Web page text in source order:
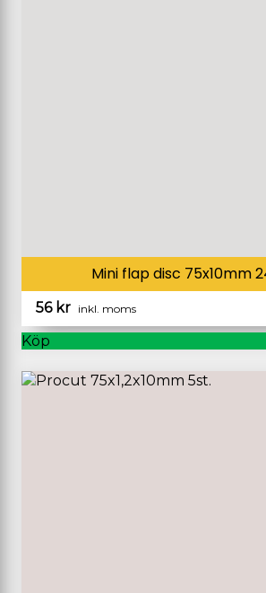
Mini flap disc 75x10mm
56 kr inkl. moms
Köp